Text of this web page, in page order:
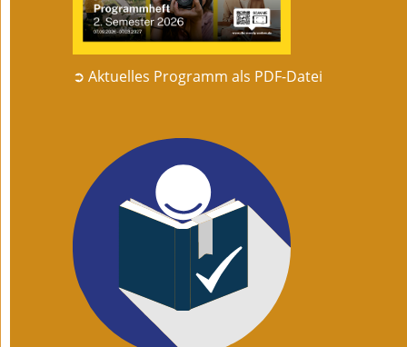
➲ Aktuelles Programm als PDF-Datei